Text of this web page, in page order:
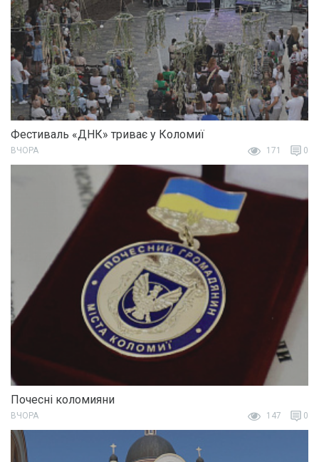
Фестиваль «ДНК» триває у Коломиї
ВЧОРА 171 0
Почесні коломияни
ВЧОРА 147 0